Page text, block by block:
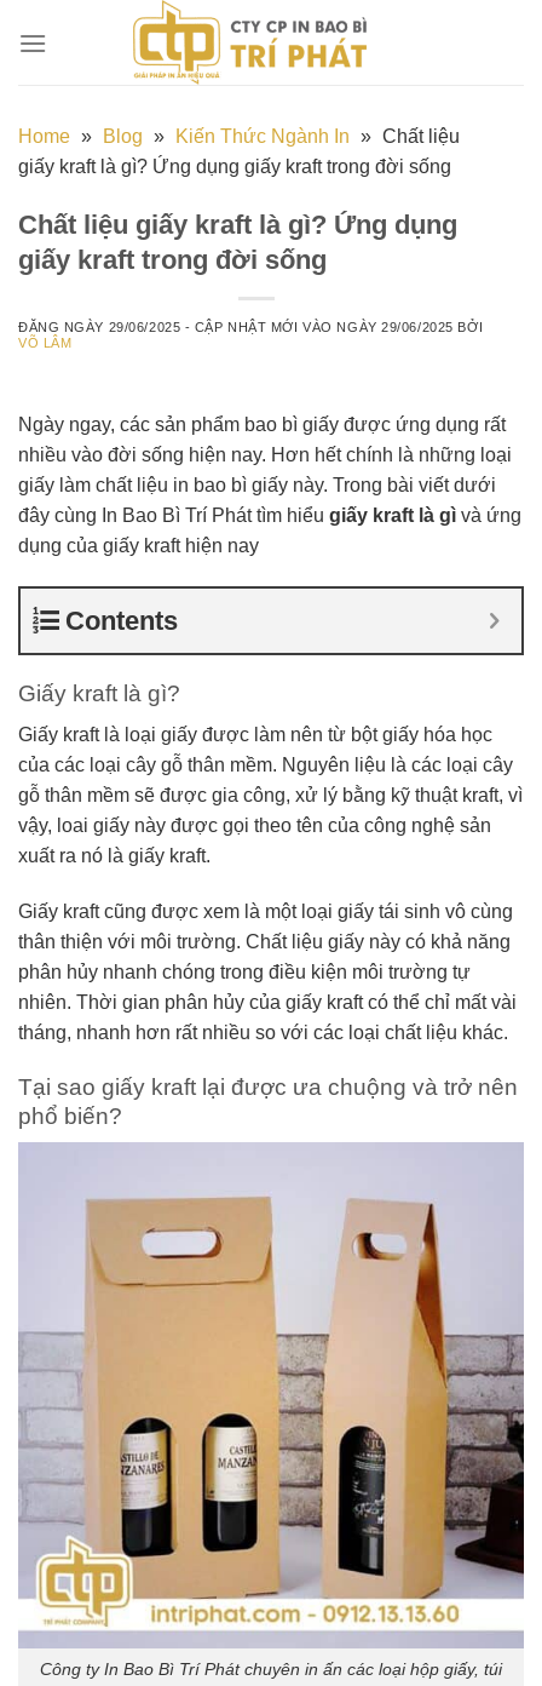
đến
Home » Blog » Kiến Thức Ngành In » Chất liệu
giấy kraft là gì? Ứng dụng giấy kraft trong đời sống
Chất liệu giấy kraft là gì? Ứng dụng
giấy kraft trong đời sống
ĐĂNG NGÀY 29/06/2025 - CẬP NHẬT MỚI VÀO NGÀY29/06/2025 BỞI
VÕ LÂM
Ngày ngay, các sản phẩm bao bì giấy được ứng dụng rất
nhiều vào đời sống hiện nay. Hơn hết chính là những loại
giấy làm chất liệu in bao bì giấy này. Trong bài viết dưới
đây cùng In Bao Bì Trí Phát tìm hiểu giấy kraft là gì và ứng
dụng của giấy kraft hiện nay
Contents
Giấy kraft là gì?
Giấy kraft là loại giấy được làm nên từ bột giấy hóa học
của các loại cây gỗ thân mềm. Nguyên liệu là các loại cây
gỗ thân mềm sẽ được gia công, xử lý bằng kỹ thuật kraft, vì
vậy, loai giấy này được gọi theo tên của công nghệ sản
xuất ra nó là giấy kraft.
Giấy kraft cũng được xem là một loại giấy tái sinh vô cùng
thân thiện với môi trường. Chất liệu giấy này có khả năng
phân hủy nhanh chóng trong điều kiện môi trường tự
nhiên. Thời gian phân hủy của giấy kraft có thể chỉ mất vài
tháng, nhanh hơn rất nhiều so với các loại chất liệu khác.
Tại sao giấy kraft lại được ưa chuộng và trở nên
phổ biến?
Công ty In Bao Bì Trí Phát chuyên in ấn các loại hộp giấy, túi